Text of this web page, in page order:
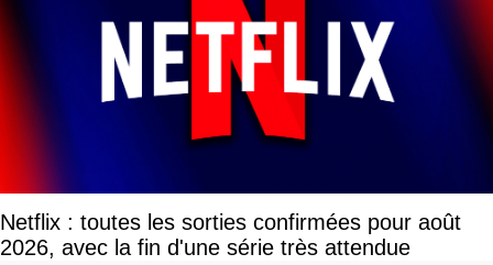
Netflix : toutes les sorties confirmées pour août
2026, avec la fin d'une série très attendue